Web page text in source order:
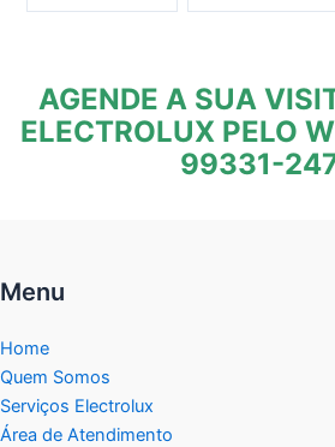
AGENDE A SUA
ELECTROLUX PELO
99331-
Menu
Home
Quem Somos
Serviços Electrolux
Área de Atendimento